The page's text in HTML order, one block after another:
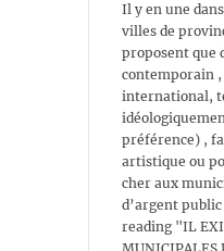
Il y en une
villes de
proposent que
contemporain
international,
préférence) ,
artistique ou
cher aux
d’argent
reading "IL